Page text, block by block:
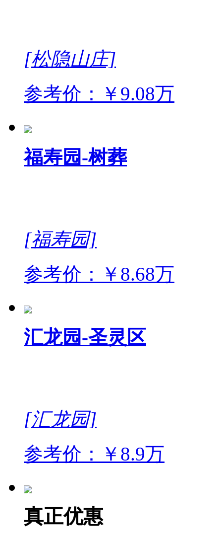
[松隐山庄]
参考价：￥9.08万
福寿园-树葬
[福寿园]
参考价：￥8.68万
汇龙园-圣灵区
[汇龙园]
参考价：￥8.9万
真正优惠